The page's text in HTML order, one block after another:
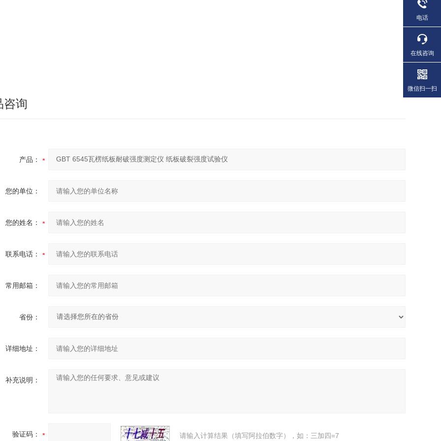
咨询
产品：
您的单位：
您的姓名：
联系电话：
常用邮箱：
省份：
详细地址：
补充说明：
验证码： 请输入计算结果（填写阿拉伯数字），如：三加四=7
电话
在线咨询
微信扫一扫